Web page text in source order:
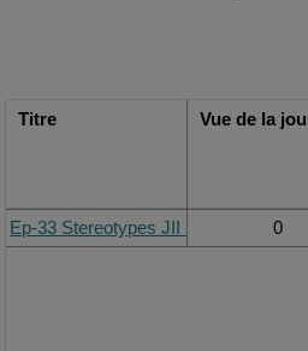
Titre Vue de la
Ep-33 Stereotypes JII Deep Culture
0